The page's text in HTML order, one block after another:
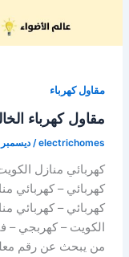
مقاول كهرباء
مقاول كهرباء
electrichomes
/ ديسمبر 1, 2020
كهربائي – كهربائي
الكويت – كهربجي –
من يبحث عن رقم